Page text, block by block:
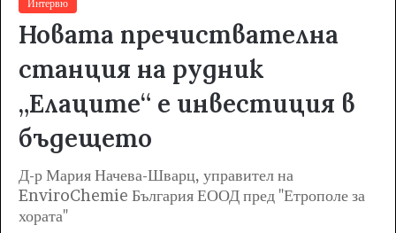
Интервю
Новата пречиствателна
станция на рудник
„Елаците“ е инвестиция в
бъдещето
Д-р Мария Начева-Шварц, управител на
EnviroChemie България ЕООД пред "Етрополе за
хората"